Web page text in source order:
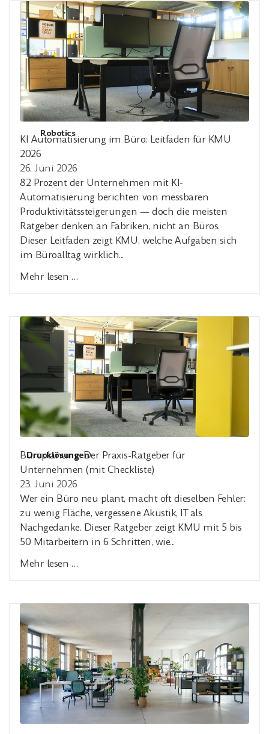
Robotics
Drucklösungen
KI Automatisierung im Büro: Leitfaden für KMU
2026
26. Juni 2026
82 Prozent der Unternehmen mit KI-
Automatisierung berichten von messbaren
Produktivitätssteigerungen — doch die meisten
Ratgeber denken an Fabriken, nicht an Büros.
Dieser Leitfaden zeigt KMU, welche Aufgaben sich
im Büroalltag wirklich...
Mehr lesen …
Büroplanung: Der Praxis-Ratgeber für
Unternehmen (mit Checkliste)
23. Juni 2026
Wer ein Büro neu plant, macht oft dieselben Fehler:
zu wenig Fläche, vergessene Akustik, IT als
Nachgedanke. Dieser Ratgeber zeigt KMU mit 5 bis
50 Mitarbeitern in 6 Schritten, wie...
Mehr lesen …